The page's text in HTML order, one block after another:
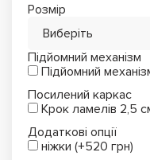
Розмір
Виберіть
Підйомний механізм
Підйомний
Посилений каркас
Крок ламелів 2,5
Додаткові опції
ніжки (+520 грн)